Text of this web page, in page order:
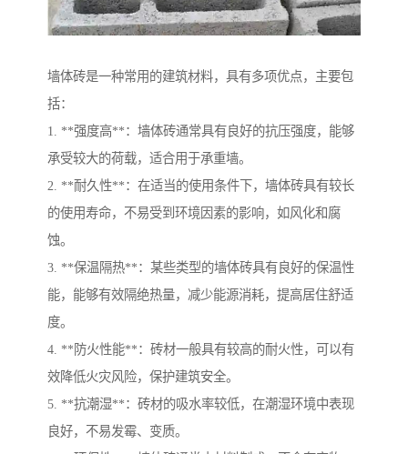
墙体砖是一种常用的建筑材料，具有多项优点，主要包
括：
1. **强度高**：墙体砖通常具有良好的抗压强度，能够
承受较大的荷载，适合用于承重墙。
2. **耐久性**：在适当的使用条件下，墙体砖具有较长
的使用寿命，不易受到环境因素的影响，如风化和腐
蚀。
3. **保温隔热**：某些类型的墙体砖具有良好的保温性
能，能够有效隔绝热量，减少能源消耗，提高居住舒适
度。
4. **防火性能**：砖材一般具有较高的耐火性，可以有
效降低火灾风险，保护建筑安全。
5. **抗潮湿**：砖材的吸水率较低，在潮湿环境中表现
良好，不易发霉、变质。